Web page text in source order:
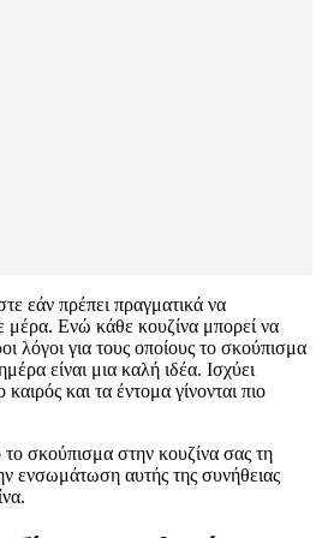
εάν πρέπει πραγματικά να
μέρα. Ενώ κάθε κουζίνα μπορεί να
λόγοι για τους οποίους το σκούπισμα
είναι μια καλή ιδέα. Ισχύει
καιρός και τα έντομα γίνονται πιο
σκούπισμα στην κουζίνα σας τη
ενσωμάτωση αυτής της συνήθειας